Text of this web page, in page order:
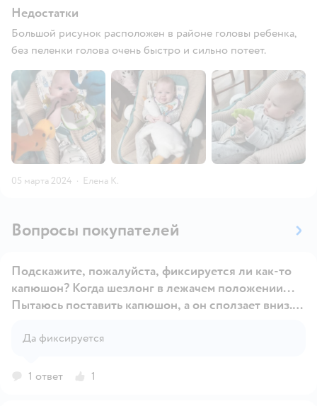
Недостатки
Большой рисунок расположен в районе головы ребенка,
без пеленки голова очень быстро и сильно потеет.
05 марта 2024 · Елена К.
Вопросы покупателей
Подскажите, пожалуйста, фиксируется ли как-то
капюшон? Когда шезлонг в лежачем положении...
Пытаюсь поставить капюшон, а он сползает вниз...
Да фиксируется
1 ответ 1